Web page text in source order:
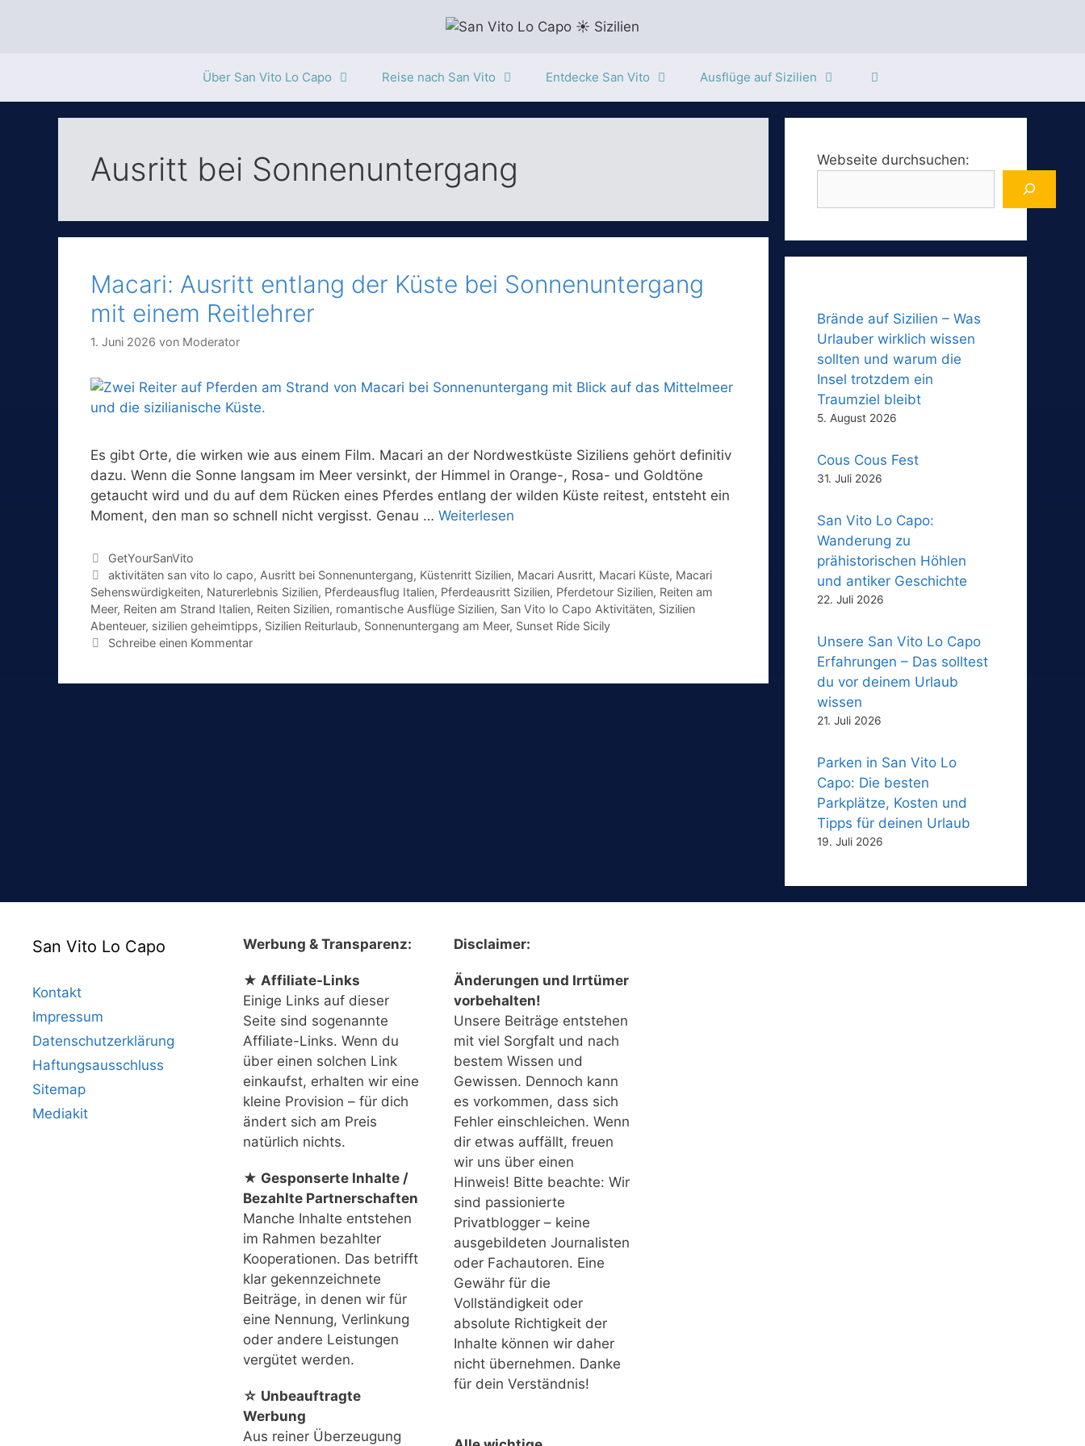
Über San Vito Lo Capo Reise nach San Vito Entdecke San Vito Ausflüge auf Sizilien
Ausritt bei Sonnenuntergang
Macari: Ausritt entlang der Küste bei Sonnenuntergang
mit einem Reitlehrer
1. Juni 2026 von Moderator
Es gibt Orte, die wirken wie aus einem Film. Macari an der Nordwestküste Siziliens gehört definitiv
dazu. Wenn die Sonne langsam im Meer versinkt, der Himmel in Orange-, Rosa- und Goldtöne
getaucht wird und du auf dem Rücken eines Pferdes entlang der wilden Küste reitest, entsteht ein
Moment, den man so schnell nicht vergisst. Genau … Weiterlesen
Kategorien
GetYourSanVito
Schlagwörter
aktivitäten san vito lo capo, Ausritt bei Sonnenuntergang, Küstenritt Sizilien, Macari Ausritt, Macari Küste, Macari
Sehenswürdigkeiten, Naturerlebnis Sizilien, Pferdeausflug Italien, Pferdeausritt Sizilien, Pferdetour Sizilien, Reiten am
Meer, Reiten am Strand Italien, Reiten Sizilien, romantische Ausflüge Sizilien, San Vito lo Capo Aktivitäten, Sizilien
Abenteuer, sizilien geheimtipps, Sizilien Reiturlaub, Sonnenuntergang am Meer, Sunset Ride Sicily
Schreibe einen Kommentar
Webseite durchsuchen:
Brände auf Sizilien – Was
Urlauber wirklich wissen
sollten und warum die
Insel trotzdem ein
Traumziel bleibt
5. August 2026
Cous Cous Fest
31. Juli 2026
San Vito Lo Capo:
Wanderung zu
prähistorischen Höhlen
und antiker Geschichte
22. Juli 2026
Unsere San Vito Lo Capo
Erfahrungen – Das solltest
du vor deinem Urlaub
wissen
21. Juli 2026
Parken in San Vito Lo
Capo: Die besten
Parkplätze, Kosten und
Tipps für deinen Urlaub
19. Juli 2026
San Vito Lo Capo
Kontakt
Impressum
Datenschutzerklärung
Haftungsausschluss
Sitemap
Mediakit
Werbung & Transparenz:
★ Affiliate-Links
Einige Links auf dieser
Seite sind sogenannte
Affiliate-Links. Wenn du
über einen solchen Link
einkaufst, erhalten wir eine
kleine Provision – für dich
ändert sich am Preis
natürlich nichts.
★ Gesponserte Inhalte /
Bezahlte Partnerschaften
Manche Inhalte entstehen
im Rahmen bezahlter
Kooperationen. Das betrifft
klar gekennzeichnete
Beiträge, in denen wir für
eine Nennung, Verlinkung
oder andere Leistungen
vergütet werden.
☆ Unbeauftragte
Werbung
Aus reiner Überzeugung
Disclaimer:
Änderungen und Irrtümer
vorbehalten!
Unsere Beiträge entstehen
mit viel Sorgfalt und nach
bestem Wissen und
Gewissen. Dennoch kann
es vorkommen, dass sich
Fehler einschleichen. Wenn
dir etwas auffällt, freuen
wir uns über einen
Hinweis! Bitte beachte: Wir
sind passionierte
Privatblogger – keine
ausgebildeten Journalisten
oder Fachautoren. Eine
Gewähr für die
Vollständigkeit oder
absolute Richtigkeit der
Inhalte können wir daher
nicht übernehmen. Danke
für dein Verständnis!